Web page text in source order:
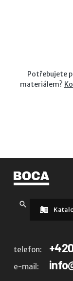
Potřebujete
materiálem?
telefon:
e-mail: